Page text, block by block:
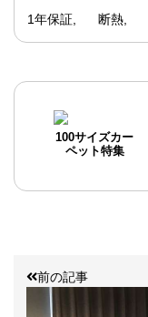
1年保証 断熱
100サイズカー
ペット特集
前の記事